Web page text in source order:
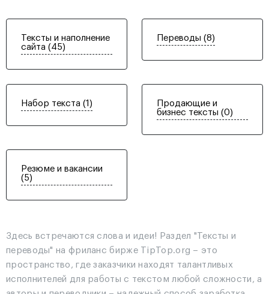
Тексты и наполнение
сайта (45)
Переводы (8)
Набор текста (1)
Продающие и
бизнес тексты (0)
Резюме и вакансии
(5)
Здесь встречаются слова и идеи! Раздел "Тексты и
переводы" на фриланс бирже TipTop.org – это
пространство, где заказчики находят талантливых
исполнителей для работы с текстом любой сложности, а